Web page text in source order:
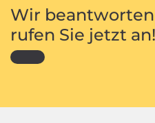
Wir
rufen Sie jetzt an!